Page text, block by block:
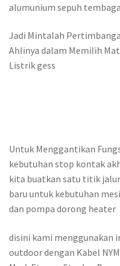
alumunium sepuh
Jadi Mintalah
Ahlinya dalam Memilih
Listrik gess
Untuk Menggantikan
kebutuhan stop kontak
kita buatkan satu titik
baru untuk kebutuhan
dan pompa dorong heater
disini kami menggunakan
outdoor dengan Kabel